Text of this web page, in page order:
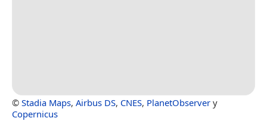
© Stadia Maps, Airbus DS, CNES, PlanetObserver y
Copernicus